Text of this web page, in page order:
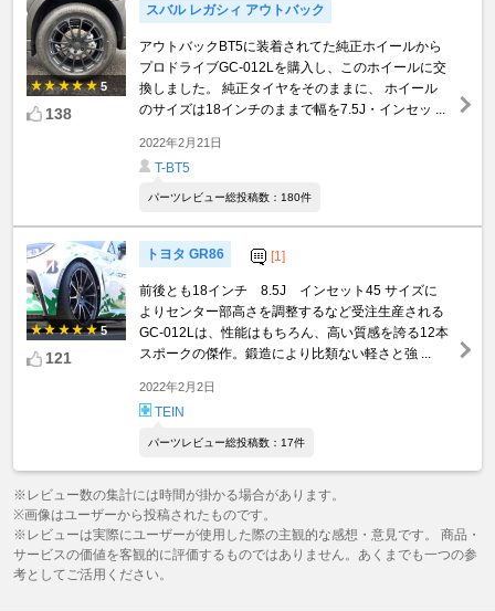
5
138
スバル レガシィ アウトバック
アウトバックBT5に装着されてた純正ホイールから
プロドライブGC-012Lを購入し、このホイールに交
換しました。 純正タイヤをそのままに、 ホイール
のサイズは18インチのままで幅を7.5J・インセッ ...
2022年2月21日
T-BT5
パーツレビュー総投稿数：180件
5
121
トヨタ GR86 [1]
前後とも18インチ 8.5J インセット45 サイズに
よりセンター部高さを調整するなど受注生産される
GC-012Lは、性能はもちろん、高い質感を誇る12本
スポークの傑作。鍛造により比類ない軽さと強 ...
2022年2月2日
TEIN
パーツレビュー総投稿数：17件
※レビュー数の集計には時間が掛かる場合があります。
※画像はユーザーから投稿されたものです。
※レビューは実際にユーザーが使用した際の主観的な感想・意見です。 商品・
サービスの価値を客観的に評価するものではありません。あくまでも一つの参
考としてご活用ください。